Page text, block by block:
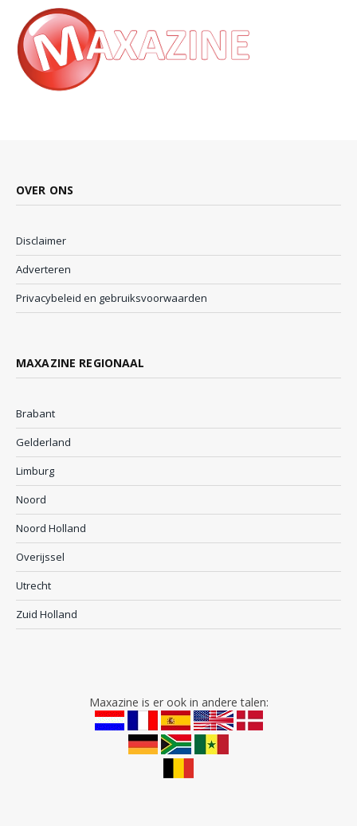
OVER ONS
Disclaimer
Adverteren
Privacybeleid en gebruiksvoorwaarden
MAXAZINE REGIONAAL
Brabant
Gelderland
Limburg
Noord
Noord Holland
Overijssel
Utrecht
Zuid Holland
Maxazine is er ook in andere talen: